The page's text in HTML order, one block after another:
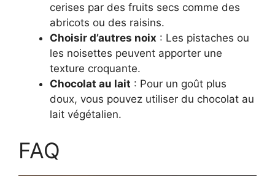
cerises par des fruits secs comme des
abricots ou des raisins.
Choisir d’autres noix : Les pistaches ou
les noisettes peuvent apporter une
texture croquante.
Chocolat au lait : Pour un goût plus
doux, vous pouvez utiliser du chocolat au
lait végétalien.
FAQ